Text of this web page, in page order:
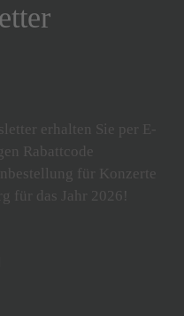
erhalten Sie per E-
Rabattcode
für Konzerte
für das Jahr 2026!